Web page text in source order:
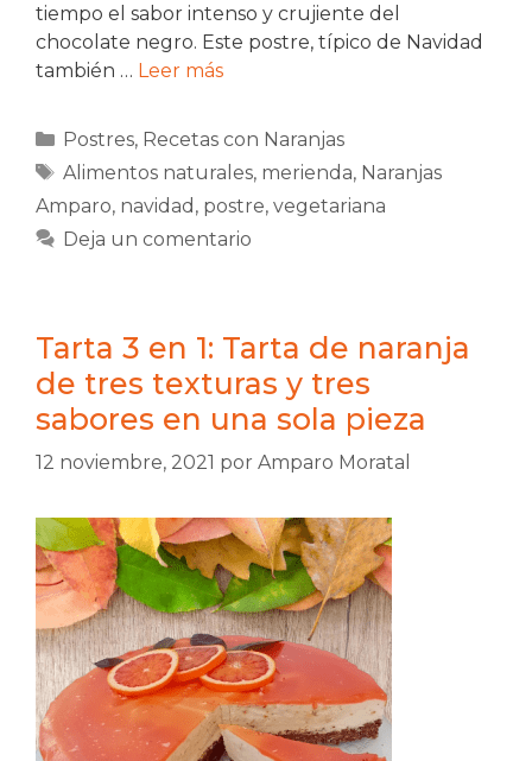
tiempo el sabor intenso y crujiente del
chocolate negro. Este postre, típico de Navidad
también … Leer más
Categorías
Postres, Recetas con Naranjas
Etiquetas
Alimentos naturales, merienda, Naranjas
Amparo, navidad , postre, vegetariana
Deja un comentario
Tarta 3 en 1: Tarta de naranja
de tres texturas y tres
sabores en una sola pieza
12 noviembre, 2021 por Amparo Moratal